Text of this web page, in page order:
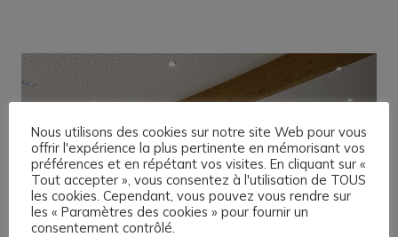
Nous utilisons des cookies sur notre site Web pour vous
offrir l'expérience la plus pertinente en mémorisant vos
préférences et en répétant vos visites. En cliquant sur «
Tout accepter », vous consentez à l'utilisation de TOUS
les cookies. Cependant, vous pouvez vous rendre sur
les « Paramètres des cookies » pour fournir un
consentement contrôlé.